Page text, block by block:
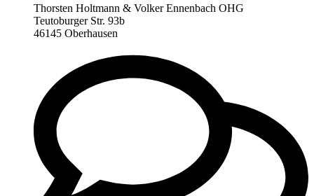
Thorsten Holtmann & Volker Ennenbach OHG
Teutoburger Str. 93b
46145 Oberhausen